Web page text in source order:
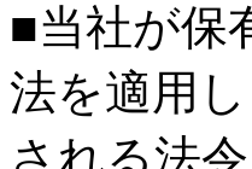
■当社が保
法を適用
される法